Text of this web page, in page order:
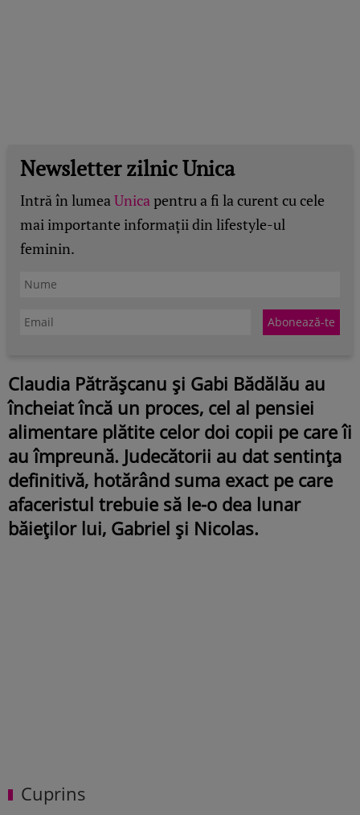
Newsletter zilnic Unica
Intră în lumeaUnicapentru a fi la curent cu cele
mai importante informații din lifestyle-ul
feminin.
Claudia Pătrășcanu și Gabi Bădălău au
încheiat încă un proces, cel al pensiei
alimentare plătite celor doi copii pe care îi
au împreună. Judecătorii au dat sentința
definitivă, hotărând suma exact pe care
afaceristul trebuie să le-o dea lunar
băieților lui, Gabriel și Nicolas.
Cuprins